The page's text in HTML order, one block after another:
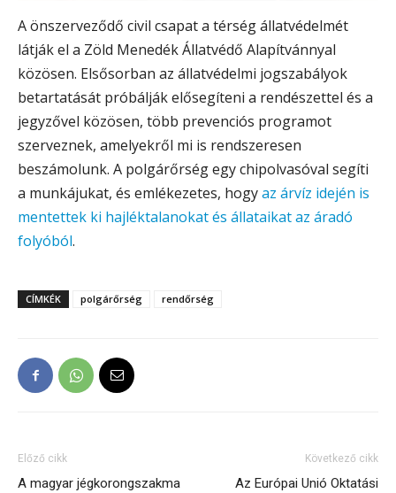
A önszerveződő civil csapat a térség állatvédelmét
látják el a Zöld Menedék Állatvédő Alapítvánnyal
közösen. Elsősorban az állatvédelmi jogszabályok
betartatását próbálják elősegíteni a rendészettel és a
jegyzővel közösen, több prevenciós programot
szerveznek, amelyekről mi is rendszeresen
beszámolunk. A polgárőrség egy chipolvasóval segíti
a munkájukat, és emlékezetes, hogyaz árvíz idején is
mentettek ki hajléktalanokat és állataikat az áradó
folyóból.
CÍMKÉK polgárőrség rendőrség
Előző cikk
A magyar jégkorongszakma
Következő cikk
Az Európai Unió Oktatási